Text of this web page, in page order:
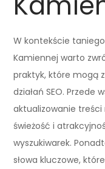
W kontekście
Kamiennej warto
praktyk, które mogą
działań SEO. Przede
aktualizowanie
świeżość i
wyszukiwarek.
słowa kluczowe,